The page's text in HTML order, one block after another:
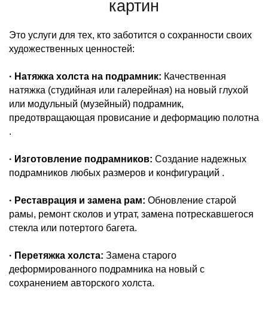
картин
Это услуги для тех, кто заботится о сохранности своих
художественных ценностей:
· Натяжка холста на подрамник: Качественная
натяжка (студийная или галерейная) на новый глухой
или модульный (музейный) подрамник,
предотвращающая провисание и деформацию полотна
.
· Изготовление подрамников: Создание надежных
подрамников любых размеров и конфигураций .
· Реставрация и замена рам: Обновление старой
рамы, ремонт сколов и утрат, замена потрескавшегося
стекла или потертого багета.
· Перетяжка холста: Замена старого
деформированного подрамника на новый с
сохранением авторского холста.